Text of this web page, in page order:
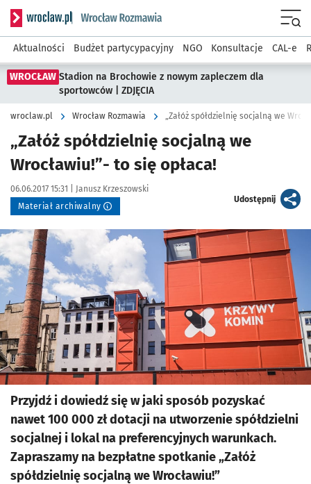
Serwis informacyjny wroclaw.pl podserwis: Rozmawia
Aktualności Budżet partycypacyjny NGO Konsultacje CAL-e
WROCŁAW Stadion na Brochowie z nowym zapleczem dla
sportowców | ZDJĘCIA
wroclaw.pl Wrocław Rozmawia „Załóż spółdzielnię socjalną we
„Załóż spółdzielnię socjalną we
Wrocławiu!”- to się opłaca!
Data publikacji:
06.06.2017 15:31 | Autor:
Janusz Krzeszowski
Materiał archiwalny
Udostępnijartykuł
Kliknij, aby powiększyć
Przyjdź i dowiedź się w jaki sposób pozyskać
nawet 100 000 zł dotacji na utworzenie spółdzielni
socjalnej i lokal na preferencyjnych warunkach.
Zapraszamy na bezpłatne spotkanie „Załóż
spółdzielnię socjalną we Wrocławiu!”